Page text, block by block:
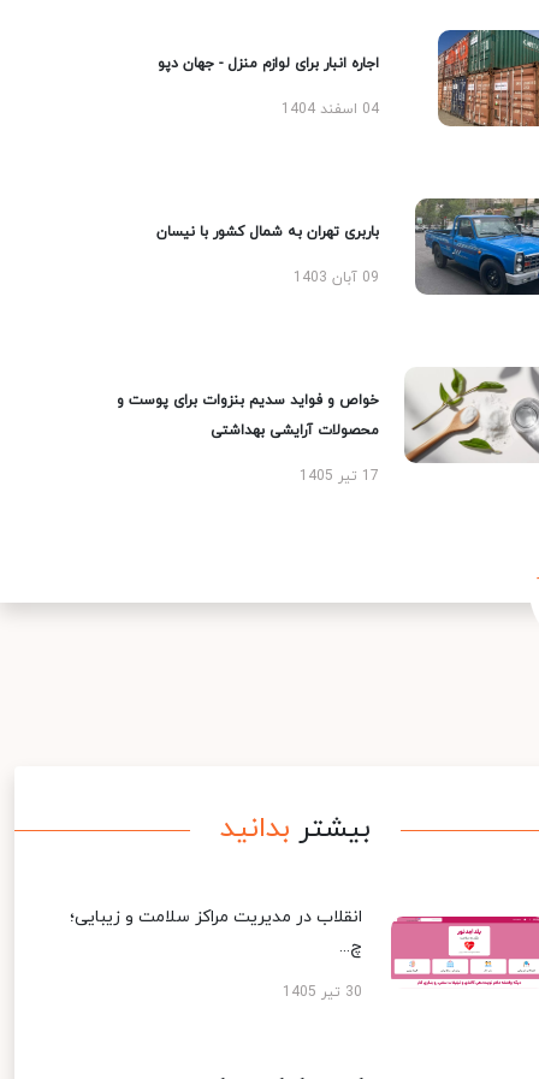
اجاره انبار برای لوازم منزل - جهان دپو
04 اسفند 1404
باربری تهران به شمال کشور با نیسان
09 آبان 1403
خواص و فواید سدیم بنزوات برای پوست و
محصولات آرایشی بهداشتی
17 تیر 1405
بیشتر بدانید
انقلاب در مدیریت مراکز سلامت و زیبایی؛
چ...
30 تیر 1405